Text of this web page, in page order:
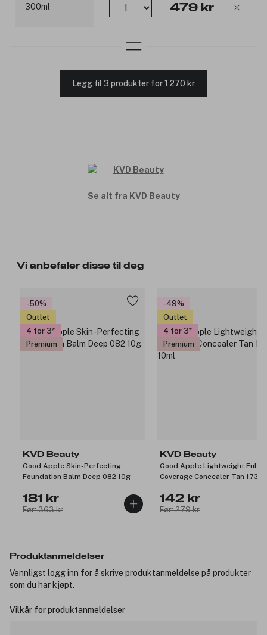
479 kr
Legg til 3 produkter for 1 270 kr
Se alt fra KVD Beauty
Vi anbefaler disse til deg
-50%
Outlet
4 for 3
Premium
KVD Beauty
Good Apple Skin-Perfecting
Foundation Balm Deep 082 10g
181 kr
Før: 363 kr
-49%
Outlet
4 for 3
Premium
KVD Beauty
Good Apple Lightweight Full
Coverage Concealer Tan 173
142 kr
Før: 279 kr
Produktanmeldelser
Vennligst logg inn for å skrive produktanmeldelse på produkter
som du har kjøpt.
Vilkår for produktanmeldelser